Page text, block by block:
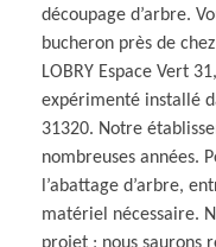
découpage d’arbre.
bucheron près de
LOBRY Espace Vert
expérimenté installé
31320. Notre
nombreuses années.
l’abattage d’arbre,
matériel nécessaire.
projet ; nous saurons